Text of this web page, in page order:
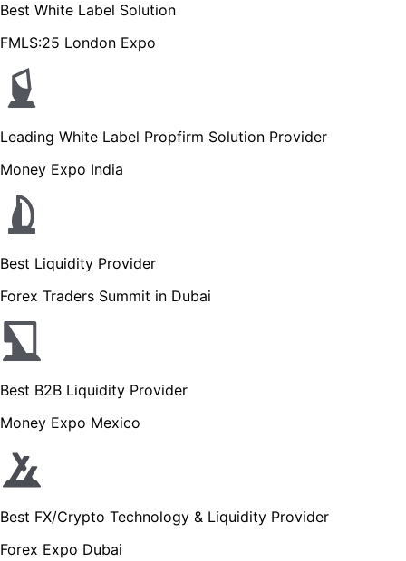
Best White Label Solution
FMLS:25 London Expo
Leading White Label Propfirm Solution Provider
Money Expo India
Best Liquidity Provider
Forex Traders Summit in Dubai
Best B2B Liquidity Provider
Money Expo Mexico
Best FX/Crypto Technology & Liquidity Provider
Forex Expo Dubai